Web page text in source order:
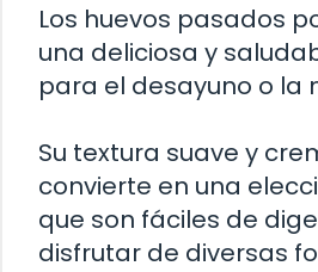
Los huevos pasados
una deliciosa y
para el desayuno o la
Su textura suave y
convierte en una
que son fáciles de
disfrutar de diversas